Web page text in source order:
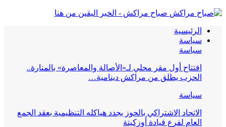
صباح مراكش - الخبر اليقين من هنا
الرئيسية
سياسة
سياسة
افتتاح أول مقر محلي لـ«الأصالة والمعاصرة» بالمنارة..
الحزب يطلق من مراكش دينامية…
سياسة
الاتحاد الاشتراكي بالحوز يجدد هياكله التنظيمية بعقد الجمع
العام لفرع قيادة أوزكيتة